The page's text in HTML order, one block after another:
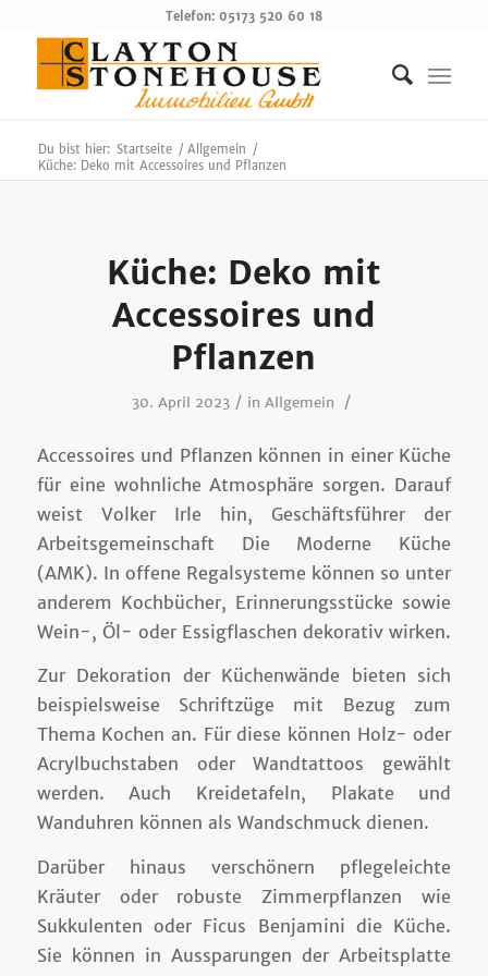
Telefon: 05173 520 60 18
Du bist hier: Startseite / Allgemein /
Küche: Deko mit Accessoires und Pflanzen
Küche: Deko mit
Accessoires und
Pflanzen
30. April 2023 / in Allgemein /
Accessoires und Pflanzen können in einer Küche
für eine wohnliche Atmosphäre sorgen. Darauf
weist Volker Irle hin, Geschäftsführer der
Arbeitsgemeinschaft Die Moderne Küche
(AMK). In offene Regalsysteme können so unter
anderem Kochbücher, Erinnerungsstücke sowie
Wein-, Öl- oder Essigflaschen dekorativ wirken.
Zur Dekoration der Küchenwände bieten sich
beispielsweise Schriftzüge mit Bezug zum
Thema Kochen an. Für diese können Holz- oder
Acrylbuchstaben oder Wandtattoos gewählt
werden. Auch Kreidetafeln, Plakate und
Wanduhren können als Wandschmuck dienen.
Darüber hinaus verschönern pflegeleichte
Kräuter oder robuste Zimmerpflanzen wie
Sukkulenten oder Ficus Benjamini die Küche.
Sie können in Aussparungen der Arbeitsplatte